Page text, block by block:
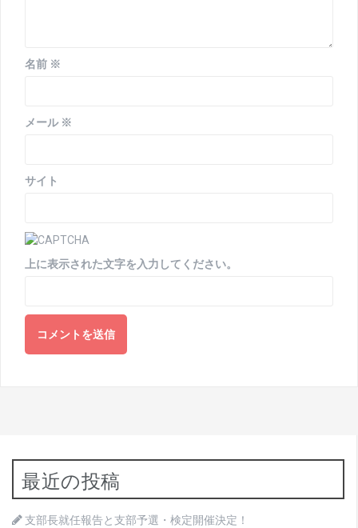
名前 ※
メール ※
サイト
上に表示された文字を入力してください。
最近の投稿
支部長就任報告と支部予選・検定開催決定！